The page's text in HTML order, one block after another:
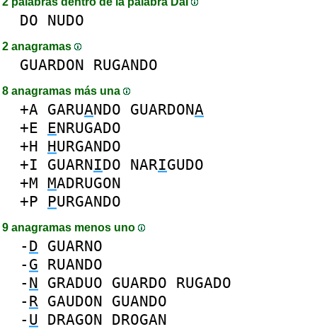
DO NUDO
2 anagramas
GUARDON RUGANDO
8 anagramas más una
+A GARUANDO GUARDONA
+E ENRUGADO
+H HURGANDO
+I GUARNIDO NARIGUDO
+M MADRUGON
+P PURGANDO
9 anagramas menos uno
- D GUARNO
- G RUANDO
- N GRADUO GUARDO RUGADO
- R GAUDON GUANDO
- U DRAGON DROGAN